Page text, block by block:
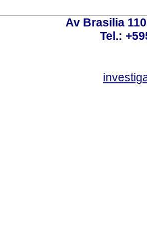
Av Brasilia
Tel.: